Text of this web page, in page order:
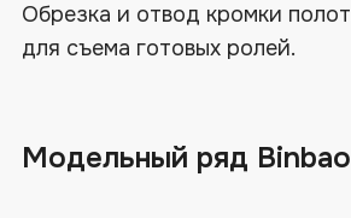
Обрезка и отвод кромки
для съема готовых ролей.
Модельный ряд